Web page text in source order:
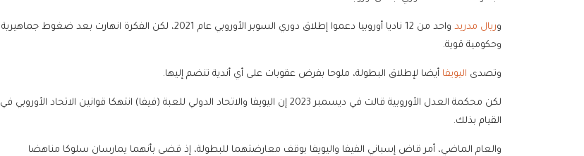
وريال مدريد
واحد من 12 ناديا أوروبيا دعموا إطلاق دوري السوبر الأوروبي عام 2021، لكن الفكرة انهارت بعد ضغوط جماهيرية
وحكومية قوية.
وتصدى اليويفا أيضا لإطلاق البطولة، ملوحا بفرض عقوبات على أي أندية تنضم إليها.
لكن محكمة العدل الأوروبية قالت في ديسمبر 2023 إن اليويفا والاتحاد الدولي للعبة (فيفا) انتهكا قوانين الاتحاد الأوروبي في
القيام بذلك.
والعام الماضي، أمر قاض إسباني الفيفا واليويفا بوقف معارضتهما للبطولة، إذ قضى بأنهما يمارسان سلوكا مناهضا